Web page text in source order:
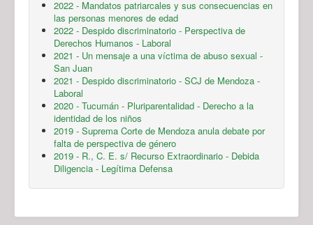
2022 - Mandatos patriarcales y sus consecuencias en
las personas menores de edad
2022 - Despido discriminatorio - Perspectiva de
Derechos Humanos - Laboral
2021 - Un mensaje a una víctima de abuso sexual -
San Juan
2021 - Despido discriminatorio - SCJ de Mendoza -
Laboral
2020 - Tucumán - Pluriparentalidad - Derecho a la
identidad de los niños
2019 - Suprema Corte de Mendoza anula debate por
falta de perspectiva de género
2019 - R., C. E. s/ Recurso Extraordinario - Debida
Diligencia - Legítima Defensa